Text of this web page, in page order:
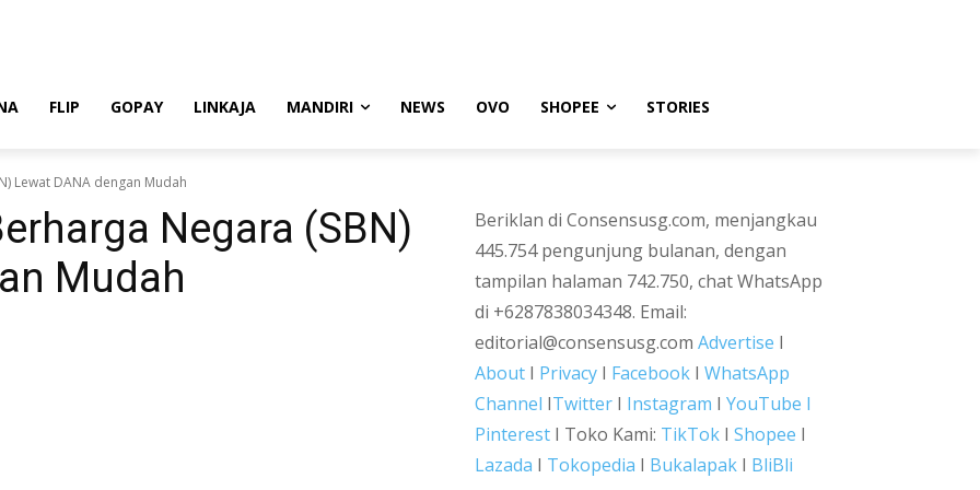
FLIP GOPAY LINKAJA MANDIRI NEWS OVO SHOPEE STORIES
Lewat DANA dengan Mudah
Negara (SBN)
Mudah
Beriklan di Consensusg.com, menjangkau
445.754 pengunjung bulanan, dengan
tampilan halaman 742.750, chat WhatsApp
di +6287838034348. Email:
editorial@consensusg.com Advertise I
About I Privacy I Facebook I WhatsApp
Channel ITwitter I Instagram I YouTube I
Pinterest I Toko Kami: TikTok I Shopee I
Lazada I Tokopedia I Bukalapak I BliBli